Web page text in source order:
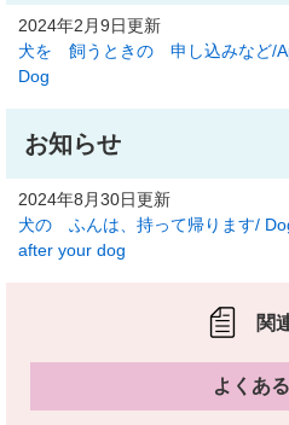
2024年2月9日更新
犬を 飼うときの 申し込みなど/
Dog
お知らせ
2024年8月30日更新
犬の ふんは、持って帰ります/
after your dog
関
よくあ